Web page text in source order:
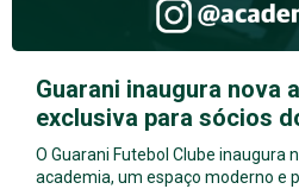
Guarani inaugura nova
exclusiva para sócios
O Guarani Futebol Clube inaugura
academia, um espaço moderno e